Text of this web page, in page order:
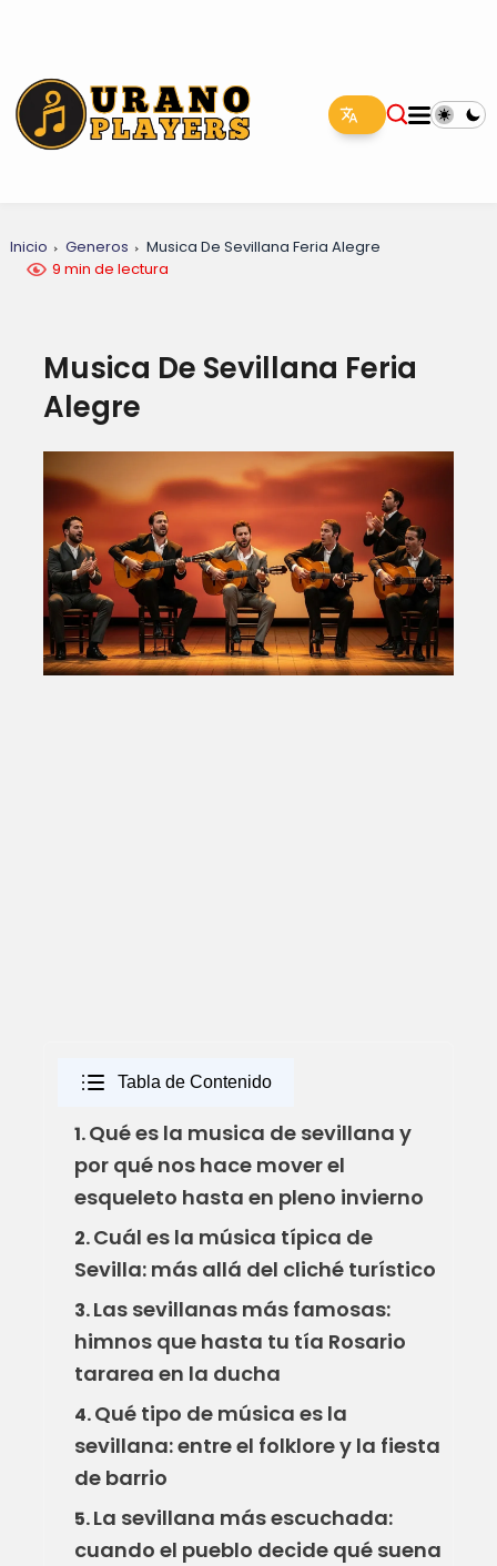
Inicio Generos
Musica De Sevillana Feria Alegre
9 min de lectura
Musica De Sevillana Feria
Alegre
Tabla de Contenido
1.Qué es la musica de sevillana y
por qué nos hace mover el
esqueleto hasta en pleno invierno
2.Cuál es la música típica de
Sevilla: más allá del cliché turístico
3.Las sevillanas más famosas:
himnos que hasta tu tía Rosario
tararea en la ducha
4.Qué tipo de música es la
sevillana: entre el folklore y la fiesta
de barrio
5.La sevillana más escuchada:
cuando el pueblo decide qué suena